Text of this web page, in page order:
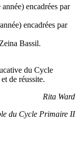
encadrées par
encadrées par
Bassil.
du Cycle
de réussite.
Rita Ward
du Cycle Primaire II